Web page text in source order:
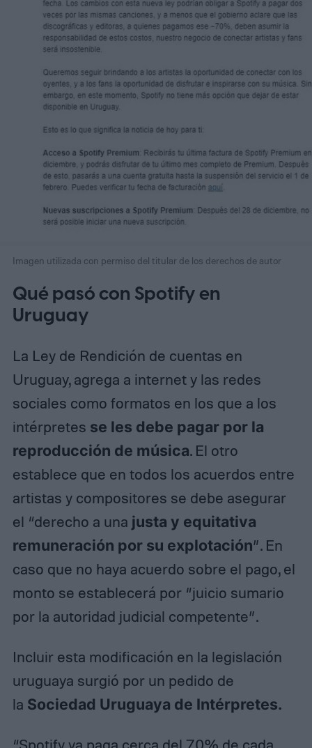
Imagen utilizada con permiso del titular de los derechos de autor
Qué pasó con Spotify en
Uruguay
La Ley de Rendición de cuentas en
Uruguay, agrega a internet y las redes
sociales como formatos en los que a los
intérpretes se les debe pagar por la
reproducción de música. El otro
establece que en todos los acuerdos entre
artistas y compositores se debe asegurar
el “derecho a una justa y equitativa
remuneración por su explotación”. En
caso que no haya acuerdo sobre el pago, el
monto se establecerá por “juicio sumario
por la autoridad judicial competente”.
Incluir esta modificación en la legislación
uruguaya surgió por un pedido de
la Sociedad Uruguaya de Intérpretes.